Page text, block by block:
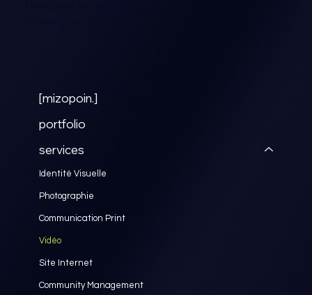
[mizopoin.]
portfolio
services
Identité Visuelle
Photographie
Communication Print
Vidéo
Site Internet
Community Management